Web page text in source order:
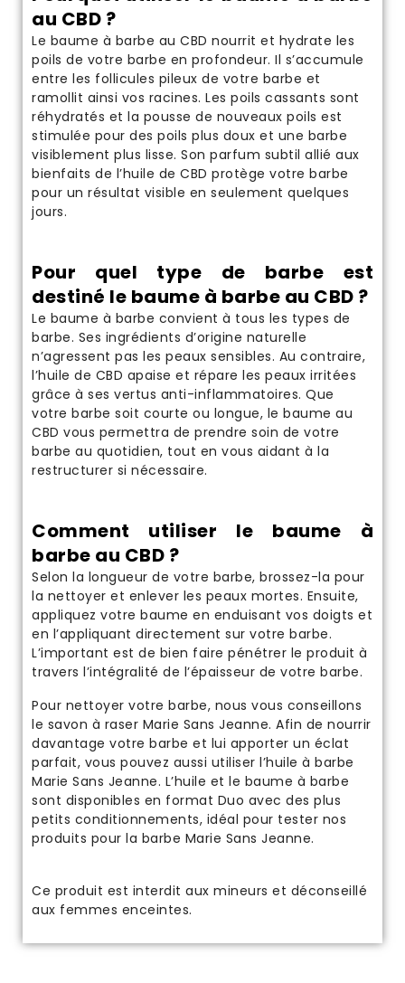
au CBD ?
Le baume à barbe au CBD nourrit et hydrate les
poils de votre barbe en profondeur. Il s’accumule
entre les follicules pileux de votre barbe et
ramollit ainsi vos racines. Les poils cassants sont
réhydratés et la pousse de nouveaux poils est
stimulée pour des poils plus doux et une barbe
visiblement plus lisse. Son parfum subtil allié aux
bienfaits de l’huile de CBD protège votre barbe
pour un résultat visible en seulement quelques
jours.
Pour quel type de barbe est
destiné le baume à barbe au CBD ?
Le baume à barbe convient à tous les types de
barbe. Ses ingrédients d’origine naturelle
n’agressent pas les peaux sensibles. Au contraire,
l’huile de CBD apaise et répare les peaux irritées
grâce à ses vertus anti-inflammatoires. Que
votre barbe soit courte ou longue, le baume au
CBD vous permettra de prendre soin de votre
barbe au quotidien, tout en vous aidant à la
restructurer si nécessaire.
Comment utiliser le baume à
barbe au CBD ?
Selon la longueur de votre barbe, brossez-la pour
la nettoyer et enlever les peaux mortes. Ensuite,
appliquez votre baume en enduisant vos doigts et
en l’appliquant directement sur votre barbe.
L’important est de bien faire pénétrer le produit à
travers l’intégralité de l’épaisseur de votre barbe.
Pour nettoyer votre barbe, nous vous conseillons
le savon à raser Marie Sans Jeanne. Afin de nourrir
davantage votre barbe et lui apporter un éclat
parfait, vous pouvez aussi utiliser l’huile à barbe
Marie Sans Jeanne. L’huile et le baume à barbe
sont disponibles en format Duo avec des plus
petits conditionnements, idéal pour tester nos
produits pour la barbe Marie Sans Jeanne.
Ce produit est interdit aux mineurs et déconseillé
aux femmes enceintes.